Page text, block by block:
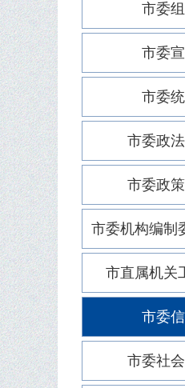
市委
市委
市委
市委政
市委政
市委机构编制
市直属机关
市委
市委社